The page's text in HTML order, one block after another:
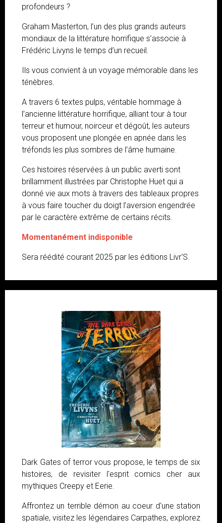
profondeurs ?
Graham Masterton, l’un des plus grands auteurs
mondiaux de la littérature horrifique s’associe à
Frédéric Livyns le temps d’un recueil.
Ils vous convient à un voyage mémorable dans les
ténèbres.
A travers 6 textes pulps, véritable hommage à
l’ancienne littérature horrifique, alliant tour à tour
terreur et humour, noirceur et dégoût, les auteurs
vous proposent une plongée en apnée dans les
tréfonds les plus sombres de l’âme humaine.
Ces histoires réservées à un public averti sont
brillamment illustrées par Christophe Huet qui a
donné vie aux mots à travers des tableaux propres
à vous faire toucher du doigt l’aversion engendrée
par le caractère extrême de certains récits.
Momentanément indisponible
Sera réédité courant 2025 par les éditions Livr'S.
Dark Gates of terror vous propose, le temps de six
histoires, de revisiter l'esprit comics cher aux
mythiques Creepy et Eerie.
Affrontez un terrible démon au coeur d'une station
spatiale, visitez les légendaires Carpathes, explorez